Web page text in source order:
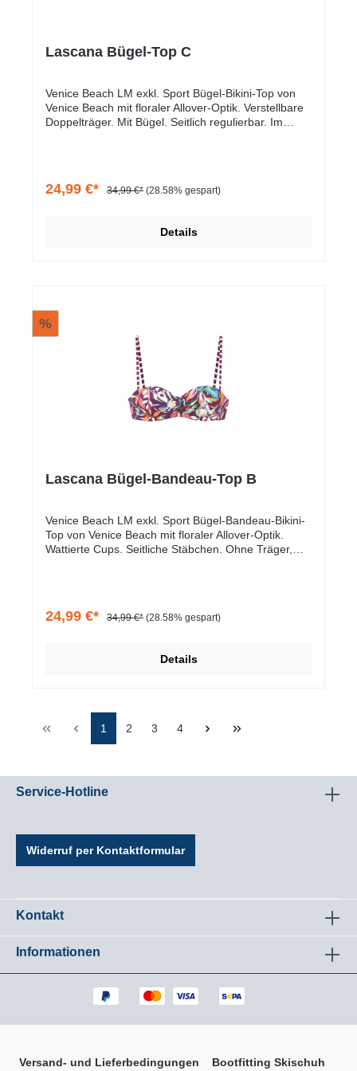
Lascana Bügel-Top C
Venice Beach LM exkl. Sport Bügel-Bikini-Top von
Venice Beach mit floraler Allover-Optik. Verstellbare
Doppelträger. Mit Bügel. Seitlich regulierbar. Im
24,99 €* 34,99 €* (28.58% gespart)
Details
%
Lascana Bügel-Bandeau-Top B
Venice Beach LM exkl. Sport Bügel-Bandeau-Bikini-
Top von Venice Beach mit floraler Allover-Optik.
Wattierte Cups. Seitliche Stäbchen. Ohne Träger,
24,99 €* 34,99 €* (28.58% gespart)
Details
1 2 3 4
Service-Hotline
Widerruf per Kontaktformular
Kontakt
Informationen
Versand- und Lieferbedingungen Bootfitting Skischuh